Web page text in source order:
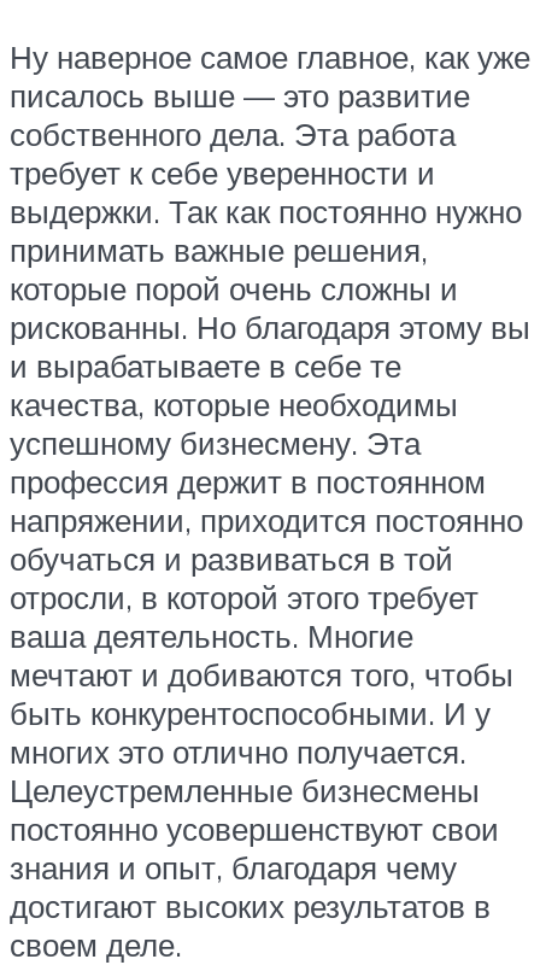
Ну наверное самое главное, как уже
писалось выше — это развитие
собственного дела. Эта работа
требует к себе уверенности и
выдержки. Так как постоянно нужно
принимать важные решения,
которые порой очень сложны и
рискованны. Но благодаря этому вы
и вырабатываете в себе те
качества, которые необходимы
успешному бизнесмену. Эта
профессия держит в постоянном
напряжении, приходится постоянно
обучаться и развиваться в той
отросли, в которой этого требует
ваша деятельность. Многие
мечтают и добиваются того, чтобы
быть конкурентоспособными. И у
многих это отлично получается.
Целеустремленные бизнесмены
постоянно усовершенствуют свои
знания и опыт, благодаря чему
достигают высоких результатов в
своем деле.